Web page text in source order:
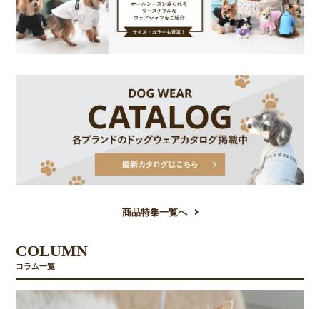
商品特集一覧へ
COLUMN
コラム一覧